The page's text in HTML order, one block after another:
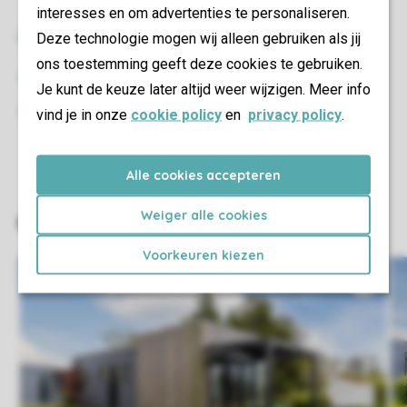
interesses en om advertenties te personaliseren.
Deze technologie mogen wij alleen gebruiken als jij
ons toestemming geeft deze cookies te gebruiken.
Je kunt de keuze later altijd weer wijzigen. Meer info
vind je in onze cookie policy en privacy policy.
Alle cookies accepteren
Weiger alle cookies
Voorkeuren kiezen
Verhuur
Fietsverhuur